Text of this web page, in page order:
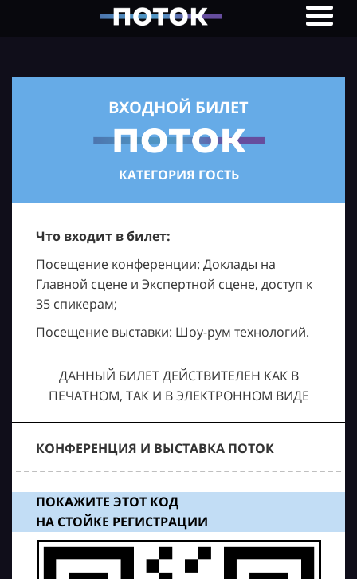
ВХОДНОЙ БИЛЕТ
КАТЕГОРИЯ ГОСТЬ
Что входит в билет:
Посещение конференции: Доклады на
Главной сцене и Экспертной сцене, доступ к
35 спикерам;
Посещение выставки: Шоу-рум технологий.
ДАННЫЙ БИЛЕТ ДЕЙСТВИТЕЛЕН КАК В
ПЕЧАТНОМ, ТАК И В ЭЛЕКТРОННОМ ВИДЕ
КОНФЕРЕНЦИЯ И ВЫСТАВКА ПОТОК
ПОКАЖИТЕ ЭТОТ КОД
НА СТОЙКЕ РЕГИСТРАЦИИ